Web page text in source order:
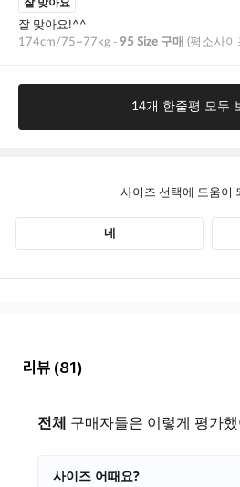
리뷰 (81)